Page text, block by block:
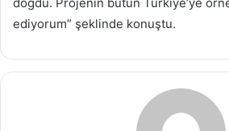
ediyorum” şeklinde konuştu.